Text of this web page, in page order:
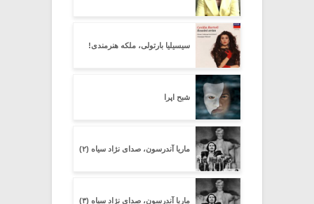
سیسیلیا بارتولی، ملکه هنرمندی!
شبح اپرا
ماریا آندرسون، صدای نژاد سیاه (۲)
ماریا آندرسون، صدای نژاد سیاه (۳)